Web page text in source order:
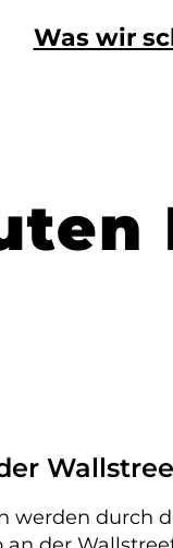
Was wir
werden durch